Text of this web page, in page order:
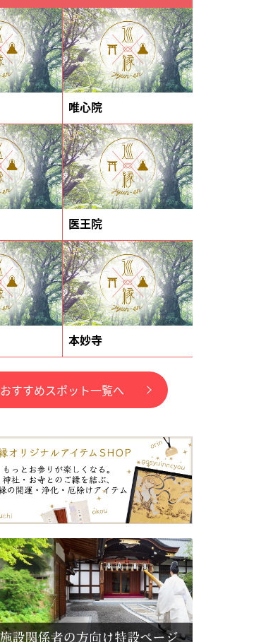
唯心院
医王院
本妙寺
おすすめスポット一覧へ